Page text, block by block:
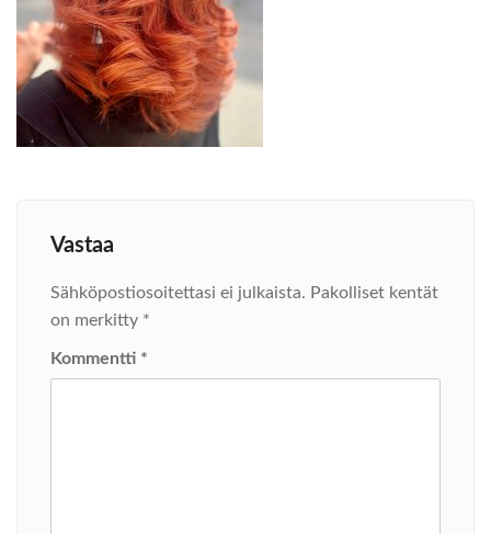
Vastaa
Sähköpostiosoitettasi ei julkaista. Pakolliset kentät
on merkitty *
Kommentti *